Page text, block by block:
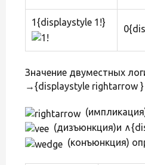
1{displaystyle 1!}
Значение двуместных
→{displaystyle rightarrow }
(дизъюнкция)и
(конъюнкция)